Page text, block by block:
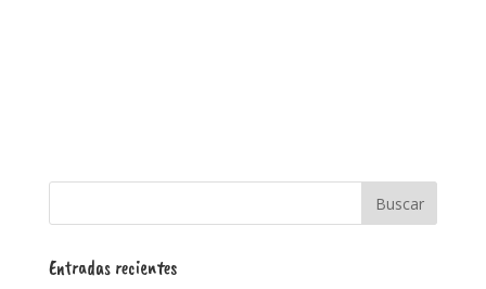
Entradas recientes